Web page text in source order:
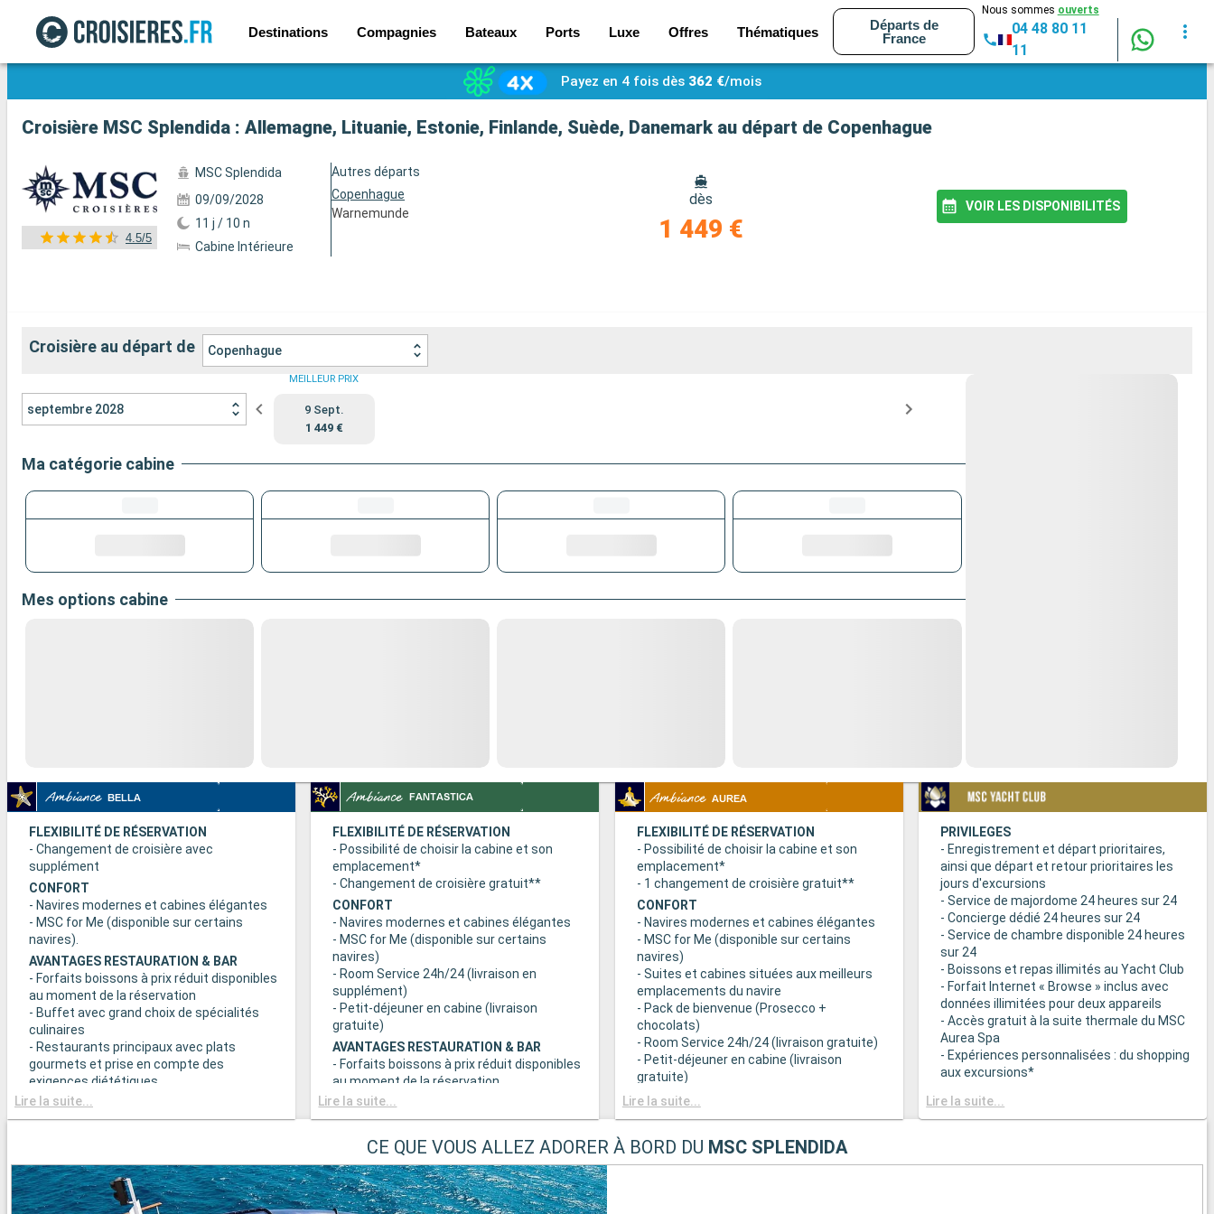
Destinations Compagnies Bateaux Ports Luxe Offres Thématiques
Départs de
France
Nous sommes ouverts
04 48 80 11
11
Voir les 139 autres photos
Payez en 4 fois dès 362 €/mois
Croisière MSC Splendida : Allemagne, Lituanie, Estonie, Finlande, Suède, Danemark au départ de Copenhague
4.5/5
MSC Splendida
09/09/2028
11 j / 10 n
Cabine Intérieure
Autres départs
Copenhague
Warnemunde
dès
1 449 €
VOIR LES DISPONIBILITÉS
Croisière au départ de Copenhague
septembre 2028
MEILLEUR PRIX
9 Sept.
1 449 €
Ma catégorie cabine
Mes options cabine
FLEXIBILITÉ DE RÉSERVATION
- Changement de croisière avec
supplément
CONFORT
- Navires modernes et cabines élégantes
- MSC for Me (disponible sur certains
navires).
AVANTAGES RESTAURATION & BAR
- Forfaits boissons à prix réduit disponibles
au moment de la réservation
- Buffet avec grand choix de spécialités
culinaires
- Restaurants principaux avec plats
gourmets et prise en compte des
exigences diététiques
SPORT ET DIVERTISSEMENTS
- Programme varié de spectacles de style
- Equipements sportifs de plein-air
- Salle de sport équipée avec vue
panoramique
Lire la suite...
FLEXIBILITÉ DE RÉSERVATION
- Possibilité de choisir la cabine et son
emplacement*
- Changement de croisière gratuit**
CONFORT
- Navires modernes et cabines élégantes
- MSC for Me (disponible sur certains
navires)
- Room Service 24h/24 (livraison en
supplément)
- Petit-déjeuner en cabine (livraison
gratuite)
AVANTAGES RESTAURATION & BAR
- Forfaits boissons à prix réduit disponibles
au moment de la réservation
- Buffet avec grand choix de spécialités
gourmets et prise en compte des
exigences diététiques
- Choix de la tranche horaire du dîner (sous
réserve de disponibilité)
Lire la suite...
FLEXIBILITÉ DE RÉSERVATION
- Possibilité de choisir la cabine et son
emplacement*
- 1 changement de croisière gratuit**
CONFORT
- Navires modernes et cabines élégantes
- MSC for Me (disponible sur certains
navires)
- Suites et cabines situées aux meilleurs
emplacements du navire
- Pack de bienvenue (Prosecco +
chocolats)
- Room Service 24h/24 (livraison gratuite)
- Petit-déjeuner en cabine (livraison
gratuite)
AVANTAGES RESTAURATION & BAR
- Buffet avec grand choix de spécialités
culinaires
Lire la suite...
PRIVILEGES
- Enregistrement et départ prioritaires,
ainsi que départ et retour prioritaires les
jours d'excursions
- Service de majordome 24 heures sur 24
- Concierge dédié 24 heures sur 24
- Service de chambre disponible 24 heures
sur 24
- Boissons et repas illimités au Yacht Club
- Forfait Internet « Browse » inclus avec
données illimitées pour deux appareils
- Accès gratuit à la suite thermale du MSC
Aurea Spa
- Expériences personnalisées : du shopping
aux excursions*
suite
- Autres attentions personnelles : service
Lire la suite...
CE QUE VOUS ALLEZ ADORER À BORD DU MSC SPLENDIDA